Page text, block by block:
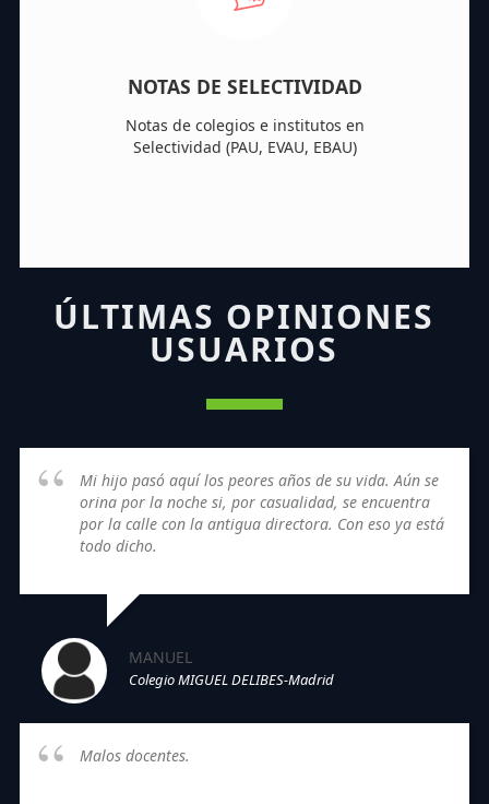
NOTAS DE SELECTIVIDAD
Notas de colegios e institutos en
Selectividad (PAU, EVAU, EBAU)
ÚLTIMAS OPINIONES
USUARIOS
Mi hijo pasó aquí los peores años de su vida. Aún se
orina por la noche si, por casualidad, se encuentra
por la calle con la antigua directora. Con eso ya está
todo dicho.
MANUEL
Colegio MIGUEL DELIBES-Madrid
Malos docentes.